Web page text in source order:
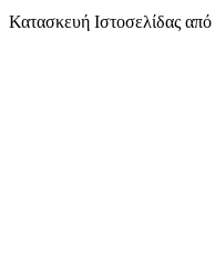
Κατασκευή Ιστοσελίδας από